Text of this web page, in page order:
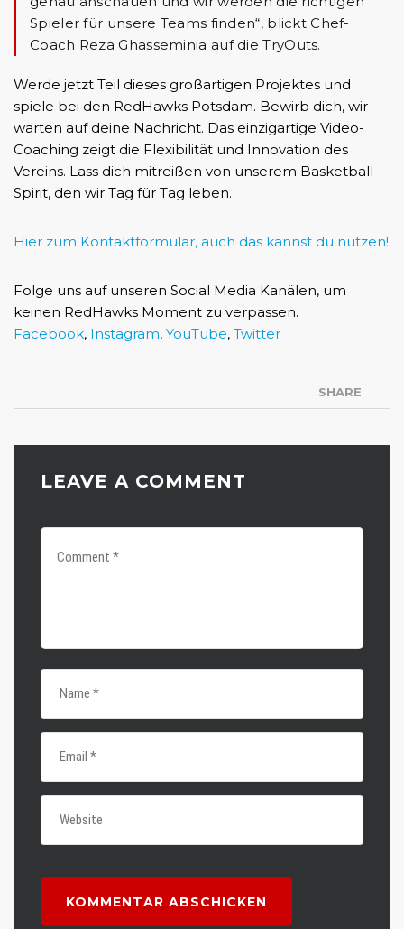
Spieler für unsere Teams finden“, blickt Chef-
Coach Reza Ghasseminia auf die TryOuts.
Werde jetzt Teil dieses großartigen Projektes und
spiele bei den RedHawks Potsdam. Bewirb dich, wir
warten auf deine Nachricht. Das einzigartige Video-
Coaching zeigt die Flexibilität und Innovation des
Vereins. Lass dich mitreißen von unserem Basketball-
Spirit, den wir Tag für Tag leben.
Hier zum Kontaktformular, auch das kannst du nutzen!
Folge uns auf unseren Social Media Kanälen, um
keinen RedHawks Moment zu verpassen.
Facebook, Instagram, YouTube, Twitter
SHARE
LEAVE A COMMENT